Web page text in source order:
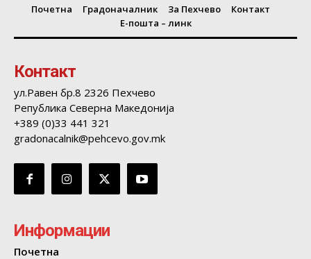
Почетна Градоначалник За Пехчево
Контакт
Е-пошта – линк
Контакт
ул.Равен бр.8 2326 Пехчево
Република Северна Македонија
+389 (0)33 441 321
gradonacalnik@pehcevo.gov.mk
Информации
Почетна